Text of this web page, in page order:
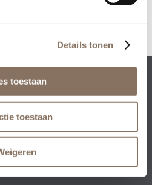
Details tonen
toestaan
toestaan
• Collseweg 23 • 5674
info@rezidenz.nl